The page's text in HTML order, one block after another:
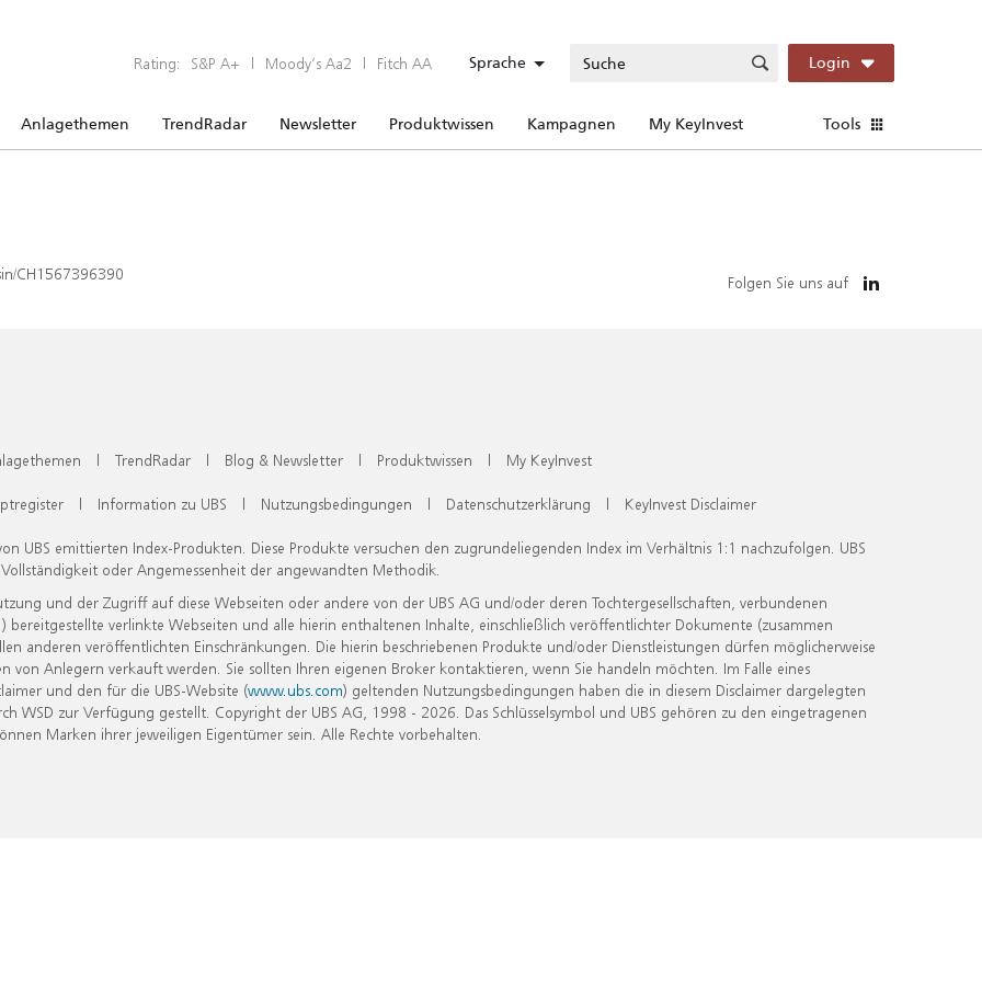
Rating: S&P A+ | Moody’s Aa2 | Fitch AA Sprache Login
Anlagethemen TrendRadar Newsletter Produktwissen Kampagnen My KeyInvest Tools
CH1567396390 Folgen Sie uns auf
| TrendRadar | Blog & Newsletter | Produktwissen | My KeyInvest
| Information zu UBS | Nutzungsbedingungen | Datenschutzerklärung | KeyInvest Disclaimer
UBS emittierten Index-Produkten. Diese Produkte versuchen den zugrundeliegenden Index im Verhältnis 1:1 nachzufolgen. UBS
oder Angemessenheit der angewandten Methodik.
und der Zugriff auf diese Webseiten oder andere von der UBS AG und/oder deren Tochtergesellschaften, verbundenen
verlinkte Webseiten und alle hierin enthaltenen Inhalte, einschließlich veröffentlichter Dokumente (zusammen
anderen veröffentlichten Einschränkungen. Die hierin beschriebenen Produkte und/oder Dienstleistungen dürfen möglicherweise
Anlegern verkauft werden. Sie sollten Ihren eigenen Broker kontaktieren, wenn Sie handeln möchten. Im Falle eines
und den für die UBS-Website (www.ubs.com) geltenden Nutzungsbedingungen haben die in diesem Disclaimer dargelegten
zur Verfügung gestellt. Copyright der UBS AG, 1998 - 2026. Das Schlüsselsymbol und UBS gehören zu den eingetragenen
Marken ihrer jeweiligen Eigentümer sein. Alle Rechte vorbehalten.